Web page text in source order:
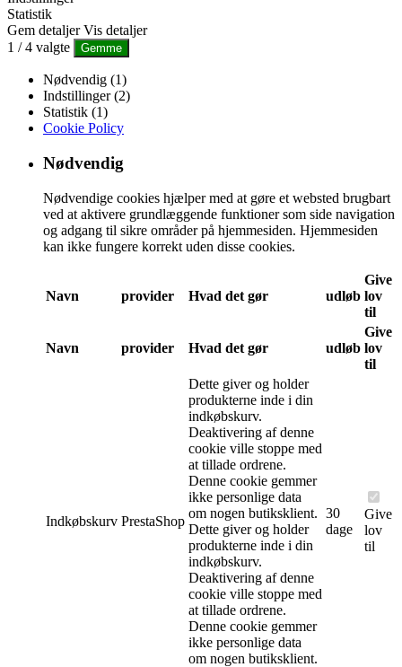
Statistik
Gem detaljer Vis detaljer
1 /4 valgte Gemme
Nødvendig (1)
Indstillinger (2)
Statistik (1)
Cookie Policy
Nødvendig
Nødvendige cookies hjælper med at gøre et websted brugbart
ved at aktivere grundlæggende funktioner som side navigation
og adgang til sikre områder på hjemmesiden. Hjemmesiden
kan ikke fungere korrekt uden disse cookies.
Navn provider Hvad det gør udløb
Give
lov
til
Navn provider Hvad det gør udløb
Give
lov
til
Indkøbskurv PrestaShop
Dette giver og holder
produkterne inde i din
indkøbskurv.
Deaktivering af denne
cookie ville stoppe med
at tillade ordrene.
Denne cookie gemmer
ikke personlige data
om nogen butiksklient.
Dette giver og holder
produkterne inde i din
indkøbskurv.
Deaktivering af denne
cookie ville stoppe med
at tillade ordrene.
Denne cookie gemmer
ikke personlige data
om nogen butiksklient.
30
dage
Give
lov
til